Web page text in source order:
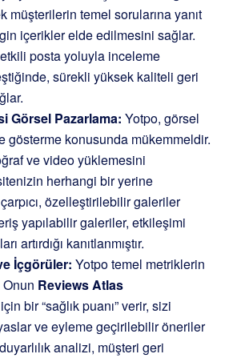
müşterilerin temel sorularına yanıt
içerikler elde edilmesini sağlar.
posta yoluyla inceleme
sürekli yüksek kaliteli geri
Görsel Pazarlama: Yotpo, görsel
gösterme konusunda mükemmeldir.
ve video yüklemesini
herhangi bir yerine
özelleştirilebilir galeriler
yapılabilir galeriler, etkileşimi
artırdığı kanıtlanmıştır.
İçgörüler: Yotpo temel metriklerin
Reviews Atlas
bir “sağlık puanı” verir, sizi
ve eyleme geçirilebilir öneriler
analizi, müşteri geri